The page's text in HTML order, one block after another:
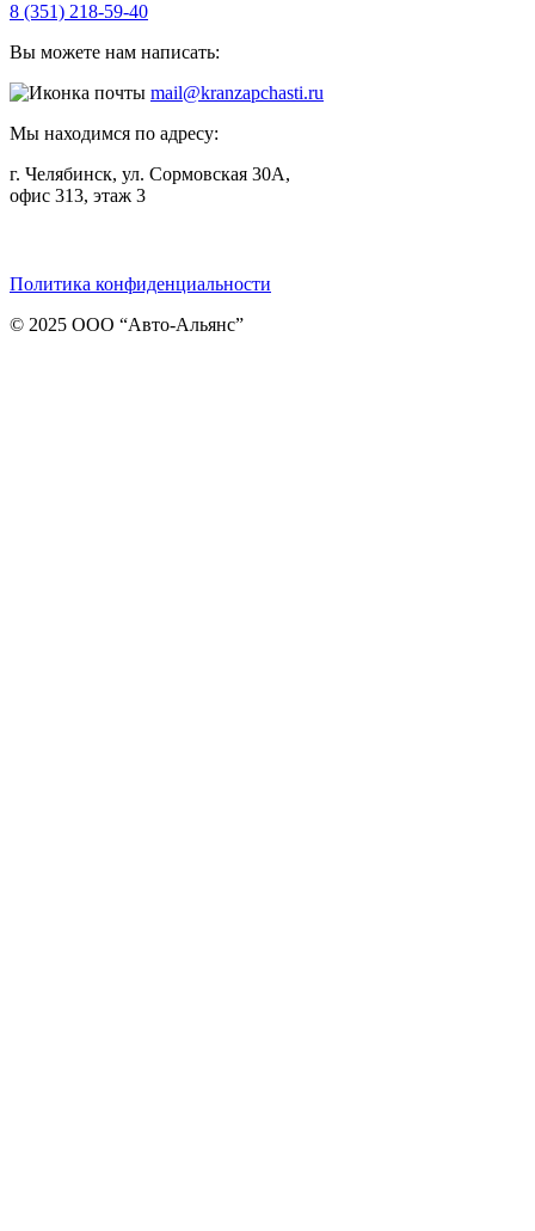
8 (351) 218-59-40
Вы можете нам написать:
mail@kranzapchasti.ru
Мы находимся по адресу:
г. Челябинск, ул. Сормовская 30А,
офис 313, этаж 3
Политика конфиденциальности
© 2025 ООО “Авто-Альянс”